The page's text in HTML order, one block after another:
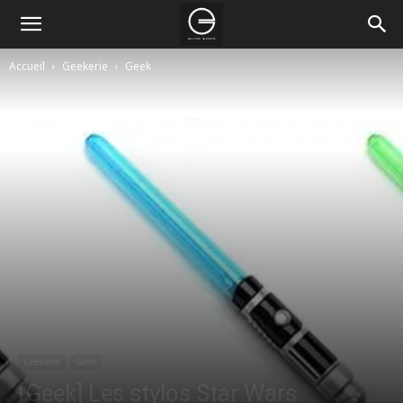
Accueil Geekerie Geek
[Geek] Les stylos Star Wars